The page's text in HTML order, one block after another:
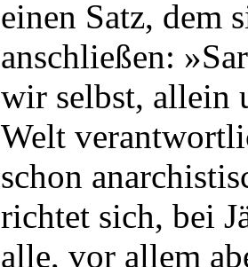
einen Satz, dem
anschließen:
wir selbst, allein
Welt
schon
richtet sich, bei
alle, vor allem